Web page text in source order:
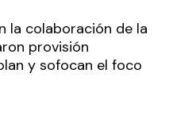
la colaboración de la
provisión
y sofocan el foco